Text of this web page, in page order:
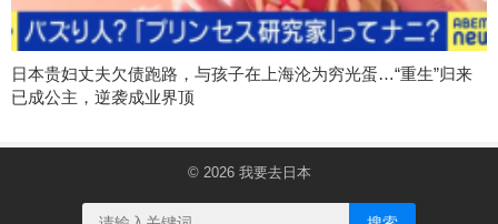
日本贵妇丈夫欠债跑路，与孩子在上海沦为穷光蛋…“重生”归来
已成公主，逆袭成业界顶
© 2026 我要去日本